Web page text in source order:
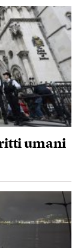
umani